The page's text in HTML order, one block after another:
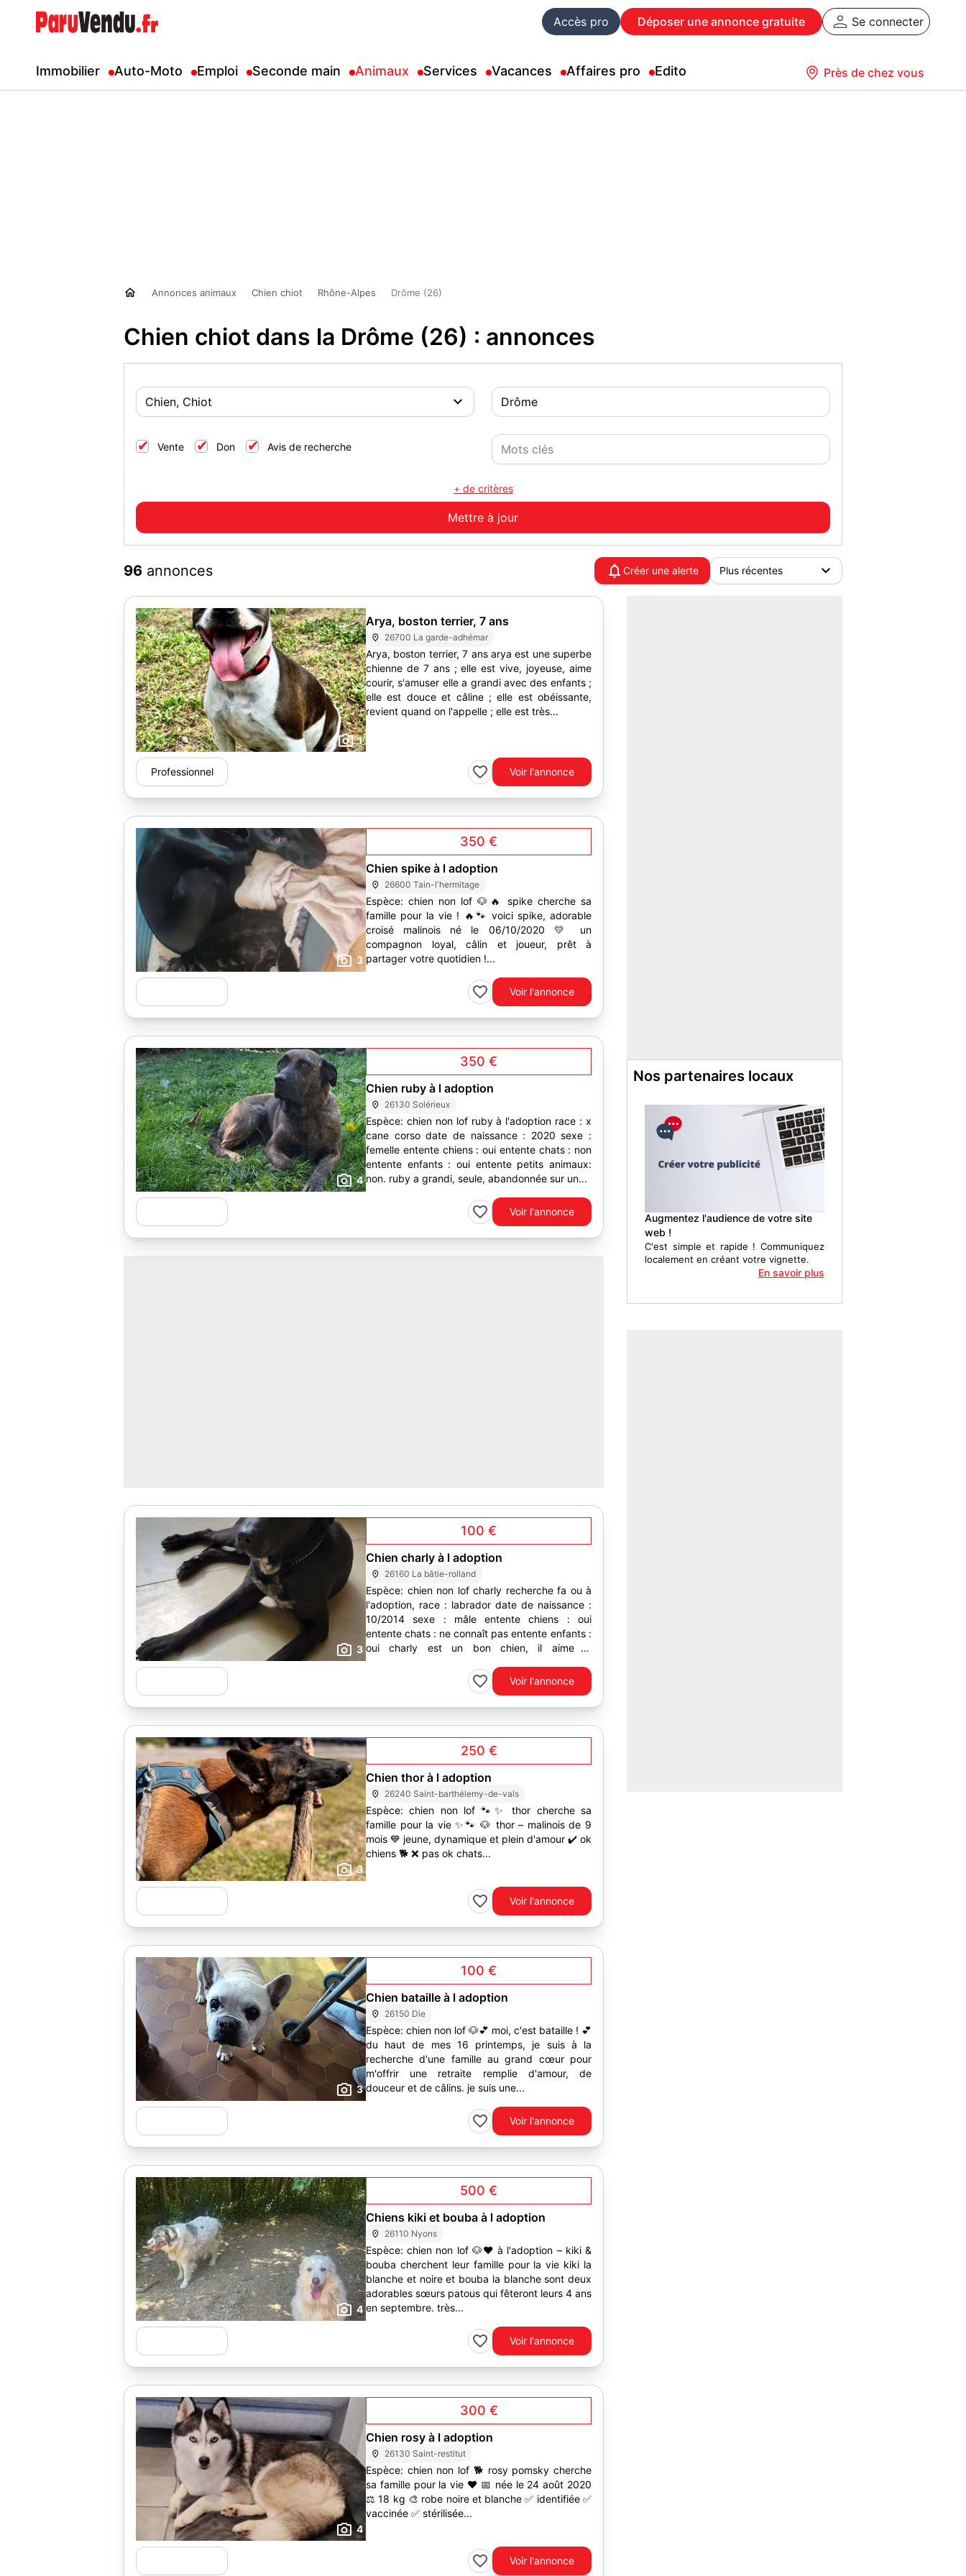
Accès pro Déposer une annonce gratuite Se connecter
Immobilier Auto-Moto Emploi Seconde main Animaux Services Vacances Affaires pro Edito Près de chez vous
Annonces animaux Chien chiot Rhône-Alpes Drôme (26)
Chien chiot dans la Drôme (26) : annonces
Vente Don Avis de recherche
+ de critères
96 annonces Créer une alerte
1
Arya, boston terrier, 7 ans
26700 La garde-adhémar
Arya, boston terrier, 7 ans arya est une superbe
chienne de 7 ans ; elle est vive, joyeuse, aime
courir, s'amuser elle a grandi avec des enfants ;
elle est douce et câline ; elle est obéissante,
revient quand on l'appelle ; elle est très...
Professionnel Voir l'annonce
3
350 €
Chien spike à l adoption
26600 Tain-l'hermitage
Espèce: chien non lof 🐶🔥 spike cherche sa
famille pour la vie ! 🔥🐾 voici spike, adorable
croisé malinois né le 06/10/2020 💛 un
compagnon loyal, câlin et joueur, prêt à
partager votre quotidien !...
Voir l'annonce
4
350 €
Chien ruby à l adoption
26130 Solérieux
Espèce: chien non lof ruby à l'adoption race : x
cane corso date de naissance : 2020 sexe :
femelle entente chiens : oui entente chats : non
entente enfants : oui entente petits animaux:
non. ruby a grandi, seule, abandonnée sur un...
Voir l'annonce
3
100 €
Chien charly à l adoption
26160 La bâtie-rolland
Espèce: chien non lof charly recherche fa ou à
l'adoption, race : labrador date de naissance :
10/2014 sexe : mâle entente chiens : oui
entente chats : ne connaît pas entente enfants :
oui charly est un bon chien, il aime la
Voir l'annonce
3
250 €
Chien thor à l adoption
26240 Saint-barthélemy-de-vals
Espèce: chien non lof 🐾✨ thor cherche sa
famille pour la vie ✨🐾 🐶 thor – malinois de 9
mois 💙 jeune, dynamique et plein d'amour ✔️ ok
chiens 🐕 ❌ pas ok chats...
Voir l'annonce
3
100 €
Chien bataille à l adoption
26150 Die
Espèce: chien non lof 🐶💕 moi, c'est bataille ! 💕
du haut de mes 16 printemps, je suis à la
recherche d'une famille au grand cœur pour
m'offrir une retraite remplie d'amour, de
douceur et de câlins. je suis une...
Voir l'annonce
4
500 €
Chiens kiki et bouba à l adoption
26110 Nyons
Espèce: chien non lof 🐶❤️ à l'adoption – kiki &
bouba cherchent leur famille pour la vie kiki la
blanche et noire et bouba la blanche sont deux
adorables sœurs patous qui fêteront leurs 4 ans
en septembre. très...
Voir l'annonce
4
300 €
Chien rosy à l adoption
26130 Saint-restitut
Espèce: chien non lof 🐕 rosy pomsky cherche
sa famille pour la vie ❤️ 📅 née le 24 août 2020
⚖️ 18 kg 🎨 robe noire et blanche ✅ identifiée ✅
vaccinée ✅ stérilisée...
Voir l'annonce
Nos partenaires locaux
Augmentez l'audience de votre site
web !
C'est simple et rapide ! Communiquez
localement en créant votre vignette.
En savoir plus